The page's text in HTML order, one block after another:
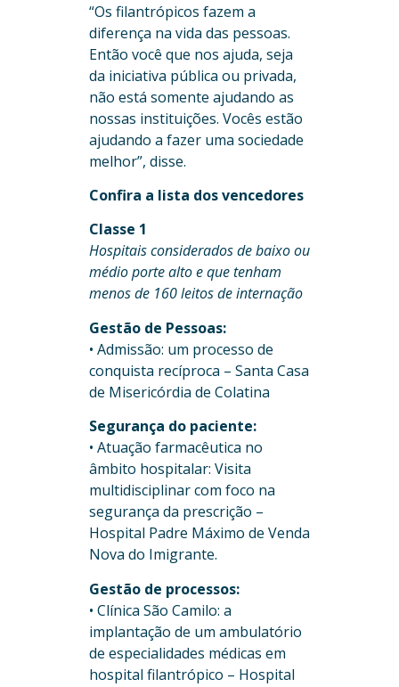
“Os filantrópicos fazem a
diferença na vida das pessoas.
Então você que nos ajuda, seja
da iniciativa pública ou privada,
não está somente ajudando as
nossas instituições. Vocês estão
ajudando a fazer uma sociedade
melhor”, disse.
Confira a lista dos vencedores
Classe 1
Hospitais considerados de baixo ou
médio porte alto e que tenham
menos de 160 leitos de internação
Gestão de Pessoas:
• Admissão: um processo de
conquista recíproca – Santa Casa
de Misericórdia de Colatina
Segurança do paciente:
• Atuação farmacêutica no
âmbito hospitalar: Visita
multidisciplinar com foco na
segurança da prescrição –
Hospital Padre Máximo de Venda
Nova do Imigrante.
Gestão de processos:
• Clínica São Camilo: a
implantação de um ambulatório
de especialidades médicas em
hospital filantrópico – Hospital